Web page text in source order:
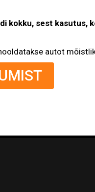
kokku, sest kasutus,
autot